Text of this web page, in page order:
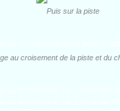
Puis sur la piste
au croisement de la piste et du